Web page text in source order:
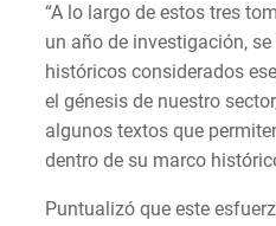
“A lo largo de estos tres
un año de investigación,
históricos considerados
el génesis de nuestro
algunos textos que
dentro de su marco
Puntualizó que este